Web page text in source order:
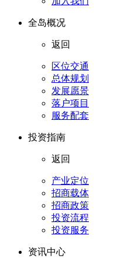
全岛概况
返回
区位交通
总体规划
发展愿景
落户项目
服务配套
投资指南
返回
产业定位
招商载体
招商政策
投资流程
投资服务
资讯中心